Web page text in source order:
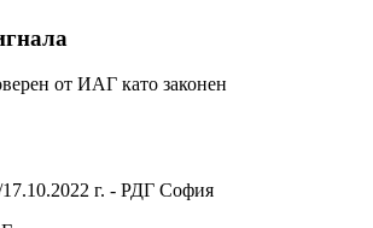
от ИАГ като законен
г. - РДГ София